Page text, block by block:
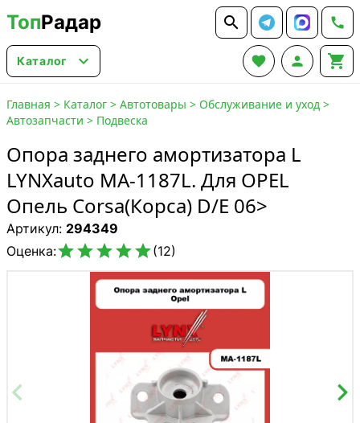
ТопРадар  
Каталог    
Главная > Каталог > Автотовары > Обслуживание и уход >
Автозапчасти > Подвеска
Опора заднего амортизатора L
LYNXauto MA-1187L. Для OPEL
Опель Corsa(Корса) D/E 06>
Артикул: 294349
Оценка:(12)